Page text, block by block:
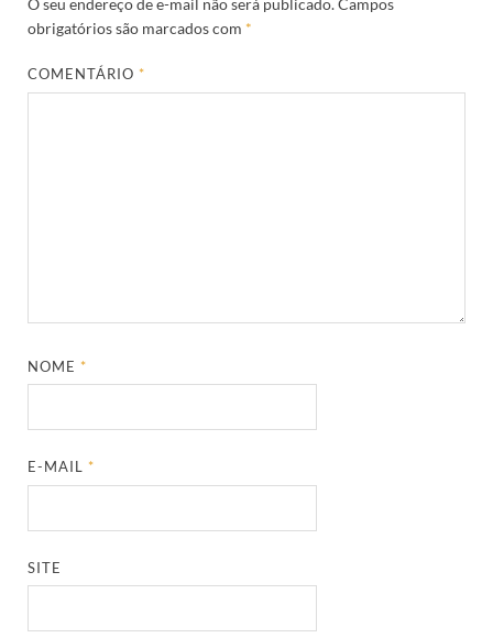
O seu endereço de e-mail não será publicado.Campos
obrigatórios são marcados com *
COMENTÁRIO*
NOME*
E-MAIL*
SITE